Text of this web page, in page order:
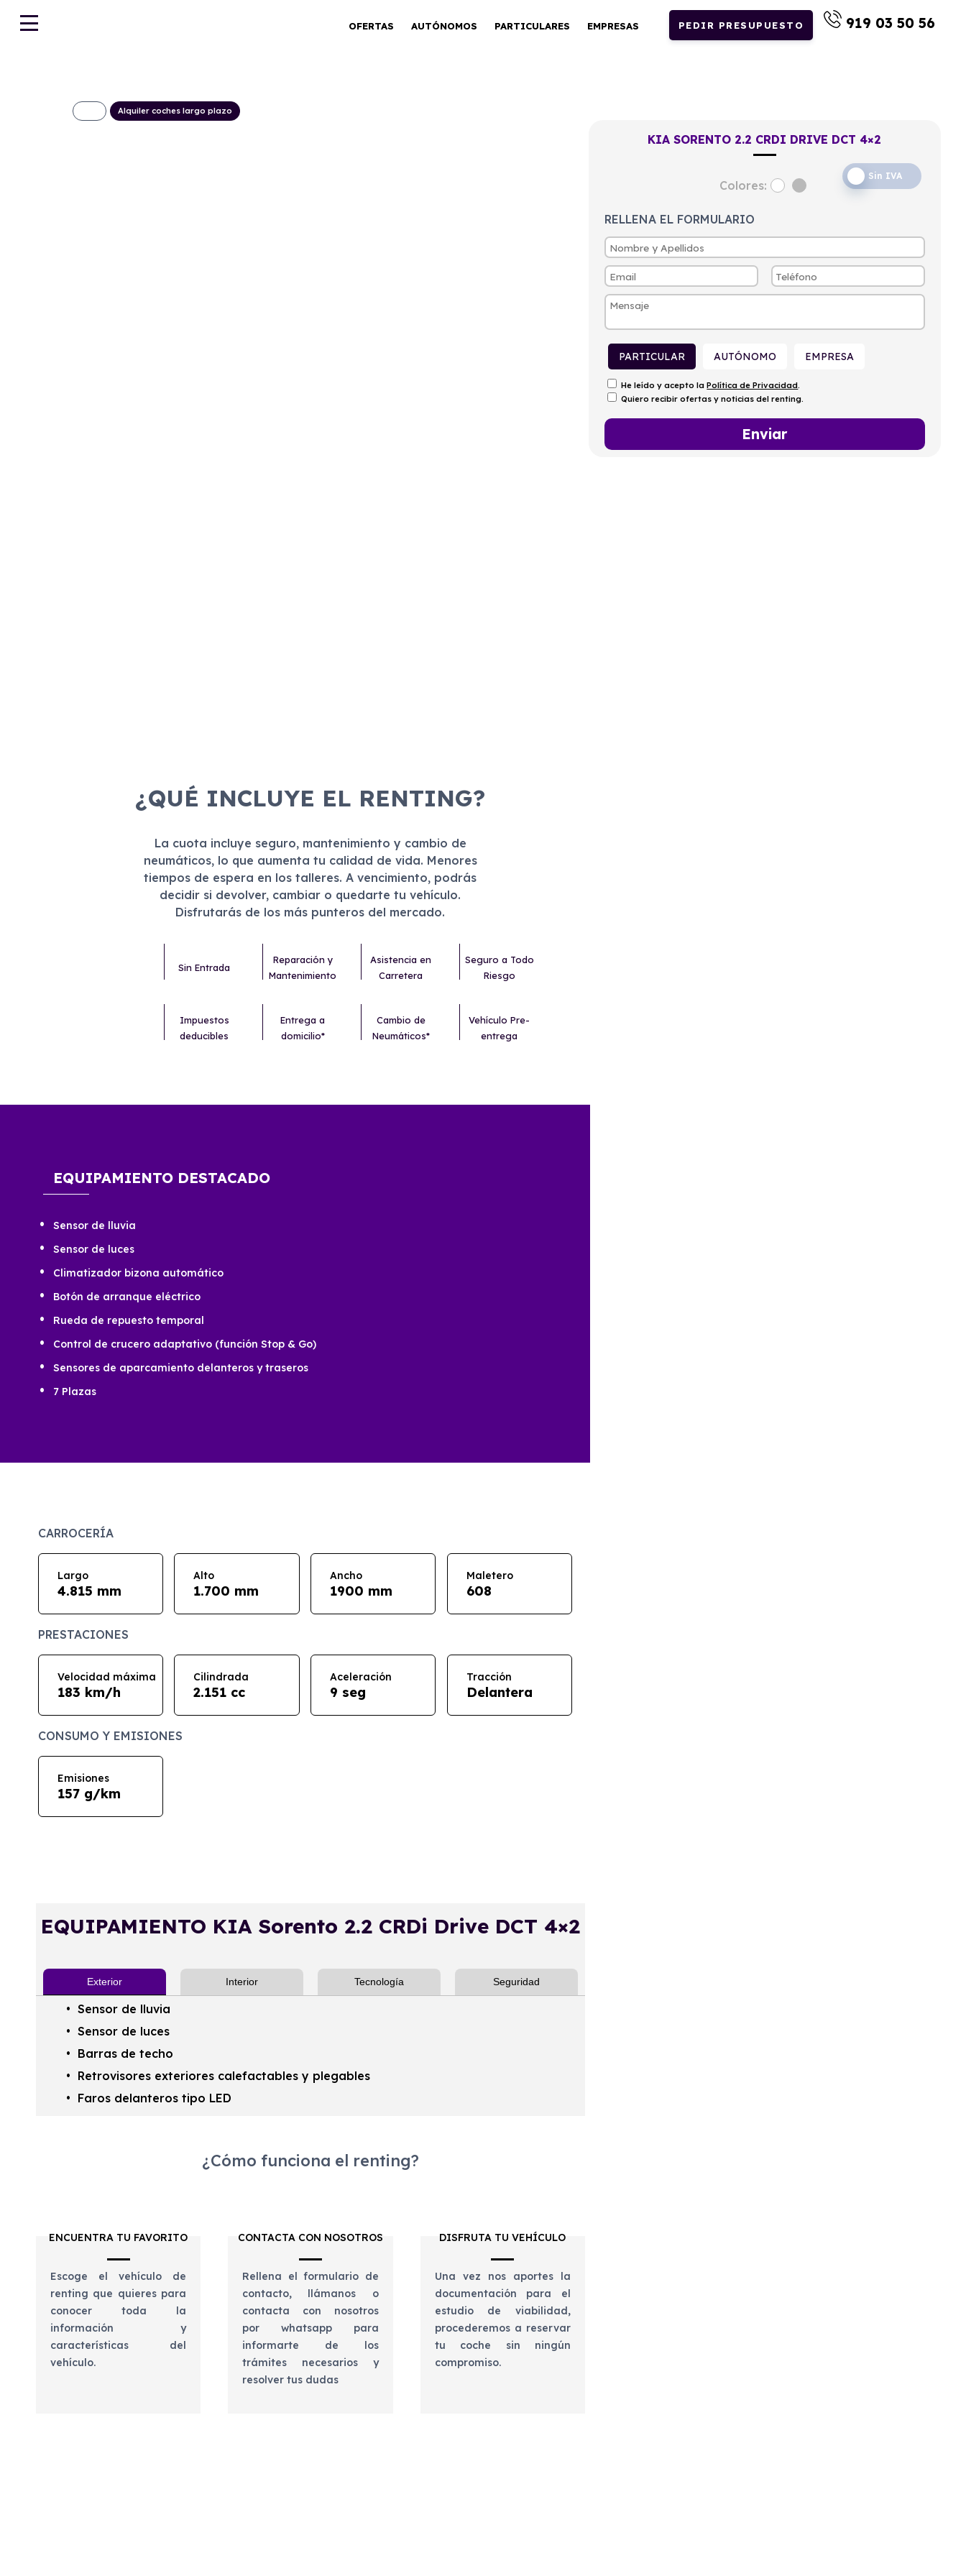
OFERTAS AUTÓNOMOS PARTICULARES EMPRESAS PEDIR PRESUPUESTO 919 03 50 56
Alquiler coches largo plazo
Consumo
6,2l/100km
¿QUÉ INCLUYE EL RENTING?
La cuota incluye seguro, mantenimiento y cambio de
neumáticos, lo que aumenta tu calidad de vida. Menores
tiempos de espera en los talleres. A vencimiento, podrás
decidir si devolver, cambiar o quedarte tu vehículo.
Disfrutarás de los más punteros del mercado.
Sin Entrada
Reparación y
Mantenimiento
Asistencia en
Carretera
Seguro a Todo
Riesgo
Impuestos
deducibles
Entrega a
domicilio*
Cambio de
Neumáticos*
Vehículo Pre-
entrega
EQUIPAMIENTO DESTACADO
Sensor de lluvia
Sensor de luces
Climatizador bizona automático
Botón de arranque eléctrico
Rueda de repuesto temporal
Control de crucero adaptativo (función Stop & Go)
Sensores de aparcamiento delanteros y traseros
7 Plazas
CARROCERÍA
Largo
4.815 mm
Alto
1.700 mm
Ancho
1900 mm
Maletero
608
PRESTACIONES
Velocidad máxima
183 km/h
Cilindrada
2.151 cc
Aceleración
9 seg
Tracción
Delantera
CONSUMO Y EMISIONES
Emisiones
157 g/km
EQUIPAMIENTO KIA Sorento 2.2 CRDi Drive DCT 4×2
Exterior Interior Tecnología Seguridad
Sensor de lluvia
Sensor de luces
Barras de techo
Retrovisores exteriores calefactables y plegables
Faros delanteros tipo LED
¿Cómo funciona el renting?
ENCUENTRA TU FAVORITO
Escoge el vehículo de
renting que quieres para
conocer toda la
información y
características del
vehículo.
CONTACTA CON NOSOTROS
Rellena el formulario de
contacto, llámanos o
contacta con nosotros
por whatsapp para
informarte de los
trámites necesarios y
resolver tus dudas
DISFRUTA TU VEHÍCULO
Una vez nos aportes la
documentación para el
estudio de viabilidad,
procederemos a reservar
tu coche sin ningún
compromiso.
KIA SORENTO 2.2 CRDI DRIVE DCT 4×2
Sin IVA
Colores:
RELLENA EL FORMULARIO
PARTICULAR AUTÓNOMO EMPRESA
He leído y acepto laPolítica de Privacidad.
Quiero recibir ofertas y noticias del renting.